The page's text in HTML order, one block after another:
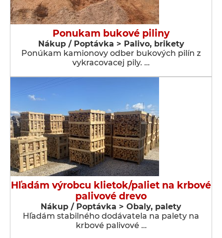
Ponukam bukové piliny
Nákup / Poptávka > Palivo, brikety
Ponúkam kamionovy odber bukových pilín z
vykracovacej pily. …
Hľadám výrobcu klietok/paliet na krbové
palivové drevo
Nákup / Poptávka > Obaly, palety
Hľadám stabilného dodávatela na palety na
krbové palivové …